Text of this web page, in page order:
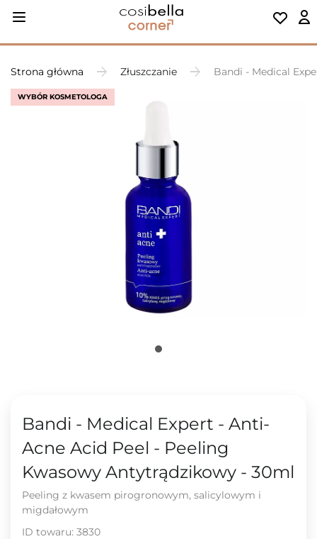
Strona główna Złuszczanie Bandi - Medical
WYBÓR KOSMETOLOGA
Bandi - Medical Expert - Anti-
Acne Acid Peel - Peeling
Kwasowy Antytrądzikowy - 30ml
Peeling z kwasem pirogronowym, salicylowym i
migdałowym
ID towaru: 3830